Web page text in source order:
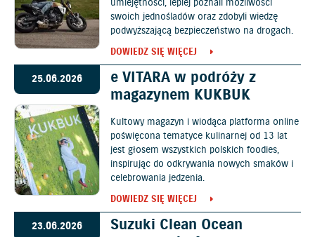
umiejętności, lepiej poznali możliwości
swoich jednośladów oraz zdobyli wiedzę
podwyższającą bezpieczeństwo na drogach.
DOWIEDZ SIĘ WIĘCEJ
25.06.2026
e VITARA w podróży z
magazynem KUKBUK
Kultowy magazyn i wiodąca platforma online
poświęcona tematyce kulinarnej od 13 lat
jest głosem wszystkich polskich foodies,
inspirując do odkrywania nowych smaków i
celebrowania jedzenia.
DOWIEDZ SIĘ WIĘCEJ
23.06.2026
Suzuki Clean Ocean